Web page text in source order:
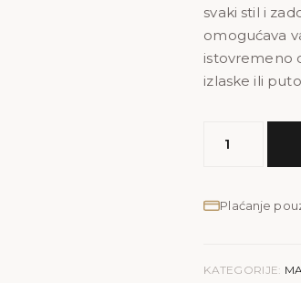
svaki stil i
omogućava
istovremeno
izlaske ili
UNA
količina
Plaćanje
KATEGORIJE: